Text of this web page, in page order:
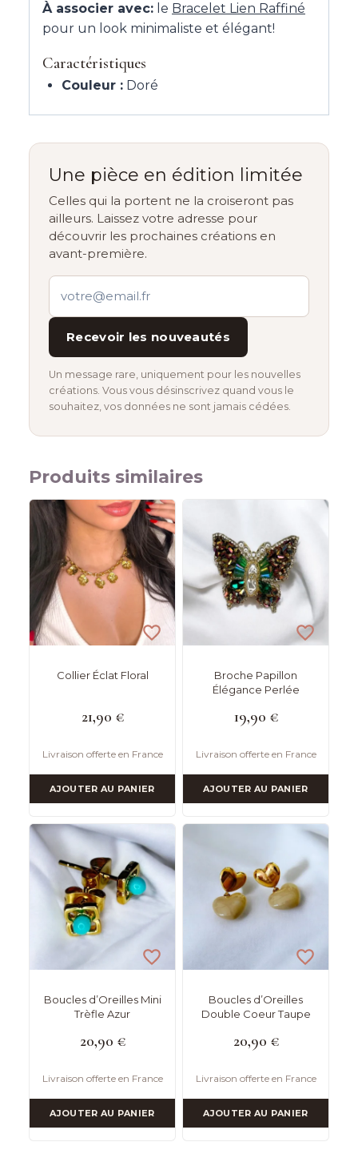
À associer avec: le Bracelet Lien Raffiné
pour un look minimaliste et élégant!
Caractéristiques
Couleur : Doré
Une pièce en édition limitée
Celles qui la portent ne la croiseront pas
ailleurs. Laissez votre adresse pour
découvrir les prochaines créations en
avant-première.
Recevoir les nouveautés
Un message rare, uniquement pour les nouvelles
créations. Vous vous désinscrivez quand vous le
souhaitez, vos données ne sont jamais cédées.
Produits similaires
Collier Éclat Floral
21,90 €
Livraison offerte en France
AJOUTER AU PANIER
Broche Papillon
Élégance Perlée
19,90 €
Livraison offerte en France
AJOUTER AU PANIER
Boucles d’Oreilles Mini
Trèfle Azur
20,90 €
Livraison offerte en France
AJOUTER AU PANIER
Boucles d’Oreilles
Double Coeur Taupe
20,90 €
Livraison offerte en France
AJOUTER AU PANIER